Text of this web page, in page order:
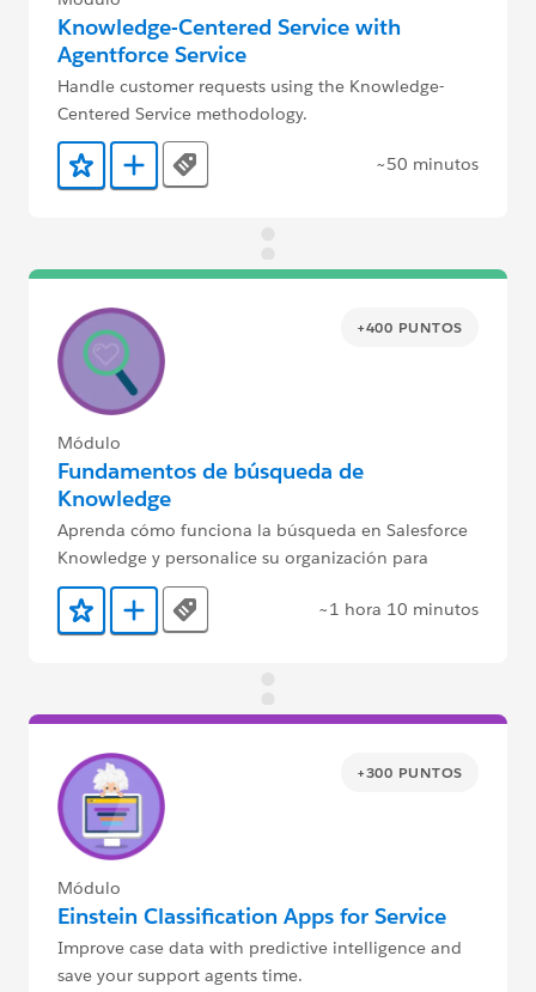
Knowledge-Centered Service with
Agentforce Service
Handle customer requests using the Knowledge-
Centered Service methodology.
Agregar a favoritos
Agregar a Trailmix
Tags ~50 minutos
+400 PUNTOS
Módulo
Fundamentos de búsqueda de
Knowledge
Aprenda cómo funciona la búsqueda en Salesforce
Knowledge y personalice su organización para
obtener mejores resultados.
Agregar a favoritos
Agregar a Trailmix
Tags ~1 hora 10 minutos
+300 PUNTOS
Módulo
Einstein Classification Apps for Service
Improve case data with predictive intelligence and
save your support agents time.